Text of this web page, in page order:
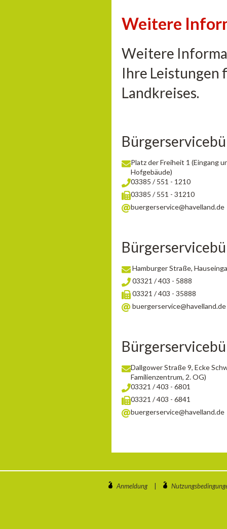
Weitere
Weitere
Ihre Leistungen
Landkreises.
Platz der Freiheit 1 (Eingang
Hofgebäude)
03385 / 551 - 1210
03385 / 551 - 31210
buergerservice@havelland.de
Hamburger Straße,
03321 / 403 - 5888
03321 / 403 - 35888
buergerservice@havelland.de
Dallgower Straße 9, Ecke
Familienzentrum, 2. OG)
03321 / 403 - 6801
03321 / 403 - 6841
buergerservice@havelland.de
Anmeldung